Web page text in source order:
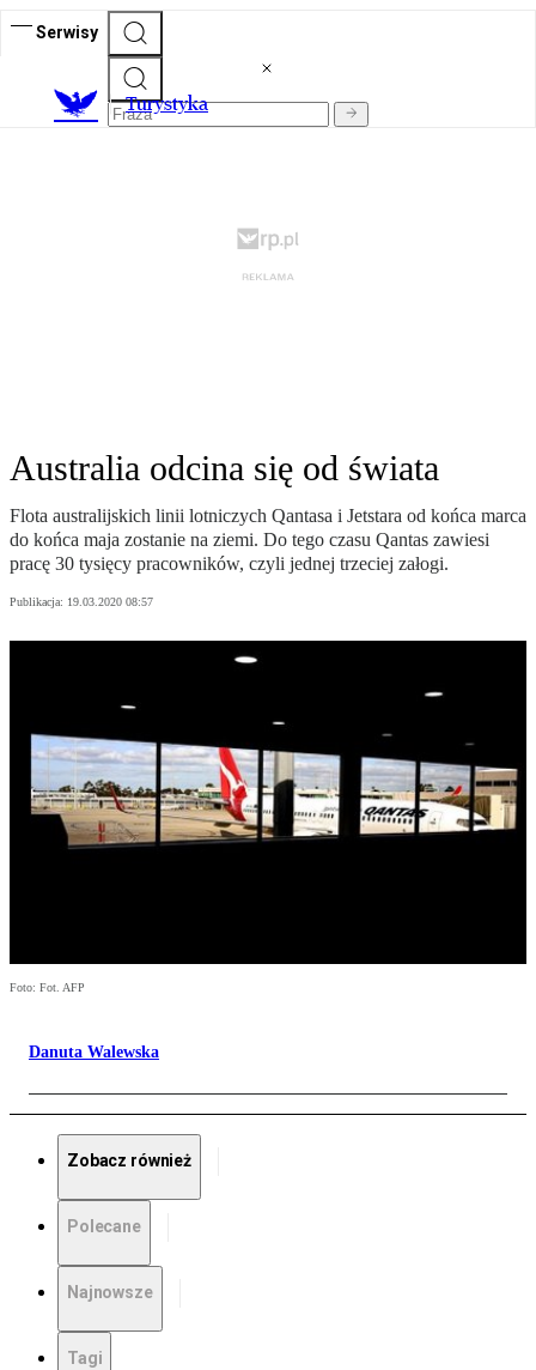
Serwisy
Turystyka
Australia odcina się od świata
Flota australijskich linii lotniczych Qantasa i Jetstara od końca marca
do końca maja zostanie na ziemi. Do tego czasu Qantas zawiesi
pracę 30 tysięcy pracowników, czyli jednej trzeciej załogi.
Publikacja: 19.03.2020 08:57
Foto: Fot. AFP
Danuta Walewska
Zobacz również
Polecane
Najnowsze
Tagi